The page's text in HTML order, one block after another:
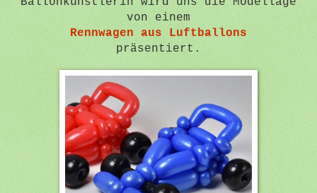
von einem
Rennwagen aus Luftballons
präsentiert.